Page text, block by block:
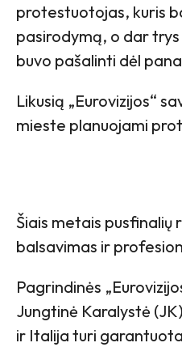
protestuotojas, kuris
pasirodymą, o dar
buvo pašalinti dėl
Likusią „Eurovizijos“
mieste planuojami
Šiais metais pusfinalių
balsavimas ir
Pagrindinės
Jungtinė Karalystė
ir Italija turi